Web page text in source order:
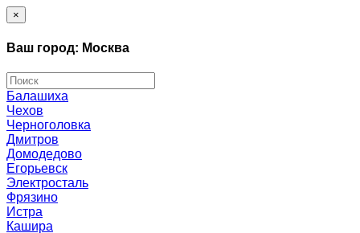
×
Ваш город: Москва
Балашиха
Чехов
Черноголовка
Дмитров
Домодедово
Егорьевск
Электросталь
Фрязино
Истра
Кашира